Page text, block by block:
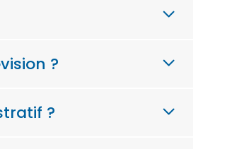
?
?